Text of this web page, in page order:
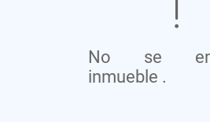
No se
inmueble .